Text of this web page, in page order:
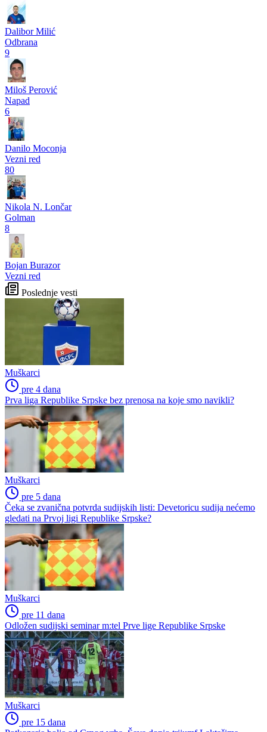
Dalibor Milić
Odbrana
9
Miloš Perović
Napad
6
Danilo Moconja
Vezni red
80
Nikola N. Lončar
Golman
8
Bojan Burazor
Vezni red
Poslednje vesti
Muškarci
pre 4 dana
Prva liga Republike Srpske bez prenosa na koje smo navikli?
Muškarci
pre 5 dana
Čeka se zvanična potvrda sudijskih listi: Devetoricu sudija nećemo
gledati na Prvoj ligi Republike Srpske?
Muškarci
pre 11 dana
Odložen sudijski seminar m:tel Prve lige Republike Srpske
Muškarci
pre 15 dana